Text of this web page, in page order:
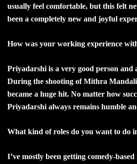
usually feel comfortable, but this felt
been a completely new and joyful
How was your working experience
Priyadarshi is a very good person and
During the shooting of Mithra
became a huge hit. No matter how
Priyadarshi always remains humble
What kind of roles do you want to do
I’ve mostly been getting comedy-